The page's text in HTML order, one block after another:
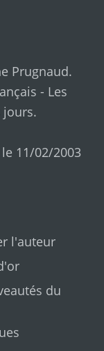
Prugnaud.
- Les
jours.
11/02/2003
l'auteur
du